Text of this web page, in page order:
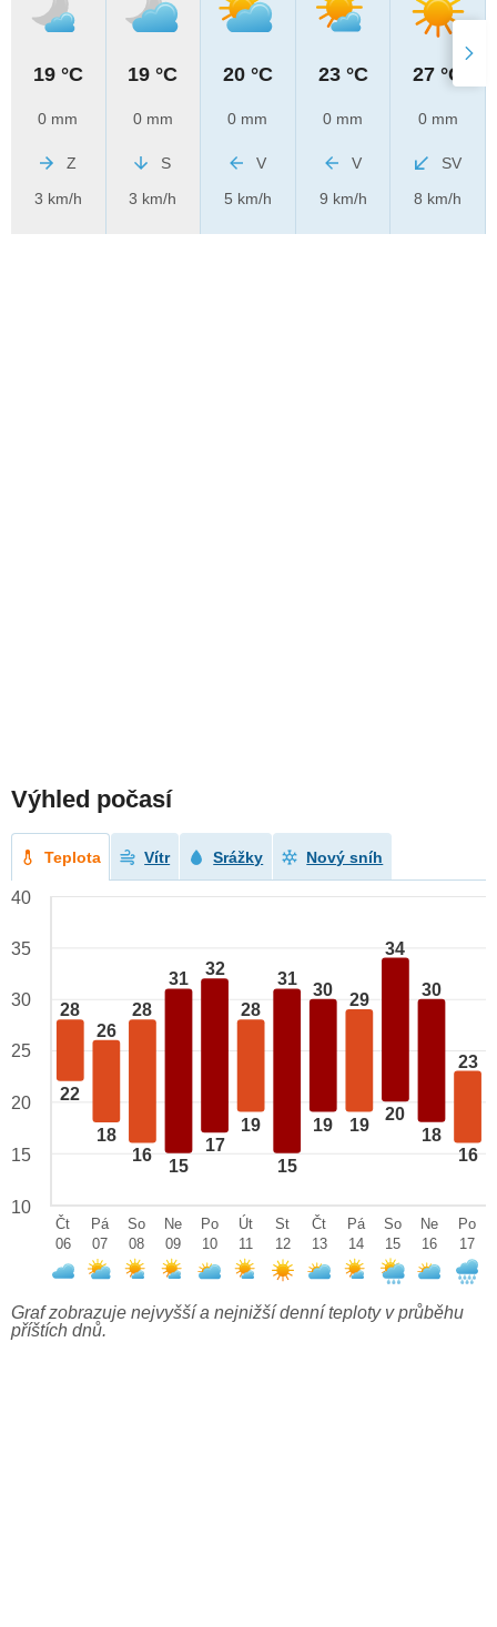
19 °C
0 mm
Z
3 km/h
19 °C
0 mm
S
3 km/h
20 °C
0 mm
V
5 km/h
23 °C
0 mm
V
9 km/h
27 °C
0 mm
SV
8 km/h
Výhled počasí
Teplota Vítr Srážky Nový sníh
28
22
26
18
28
16
31
15
32
17
28
19
31
15
30
19
29
19
34
20
30
18
23
16
40
35
30
25
20
15
10
Čt
06
Pá
07
So
08
Ne
09
Po
10
Út
11
St
12
Čt
13
Pá
14
So
15
Ne
16
Po
17
Graf zobrazuje nejvyšší a nejnižší denní teploty v průběhu
příštích dnů.